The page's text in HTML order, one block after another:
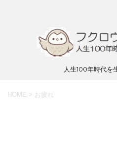
人生100年時代を
HOME > お疲れ